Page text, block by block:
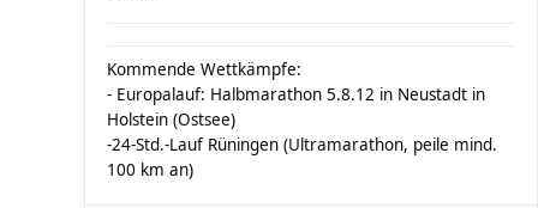
Kommende Wettkämpfe:
- Europalauf: Halbmarathon 5.8.12 in Neustadt in
Holstein (Ostsee)
-24-Std.-Lauf Rüningen (Ultramarathon, peile mind.
100 km an)